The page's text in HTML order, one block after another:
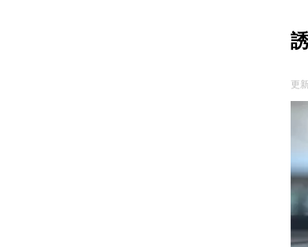
更